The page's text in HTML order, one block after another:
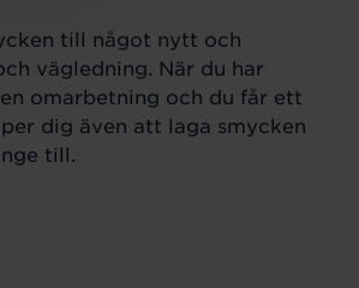
till något nytt och
vägledning. När du har
omarbetning och du får ett
dig även att laga smycken
till.